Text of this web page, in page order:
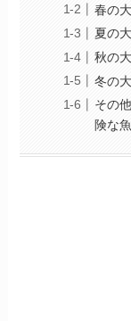
春の
夏の
秋の
冬の
その
険な魚